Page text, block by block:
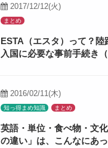
2017/12/12(火)
まとめ
ESTA（エスタ）って？
入国に必要な事前手続き
2016/02/11(木)
知っ得まめ知識 まとめ
英語・単位・食べ物・文
の違い」は、こんなにあっ